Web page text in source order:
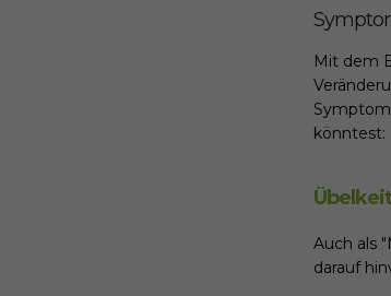
Mit dem
könntest:
Auch als
darauf